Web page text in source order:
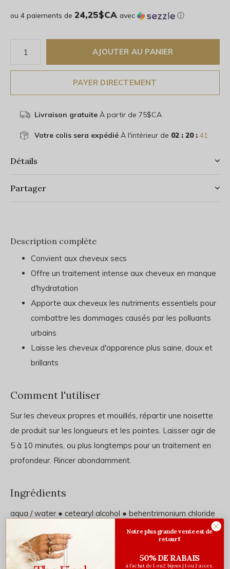
ou 4 paiements de 24,25$CA avec ⓘ
AJOUTER AU PANIER
PAYER DIRECTEMENT
Livraison gratuiteÀ partir de 75$CA
Votre colis sera expédiéÀ l'intérieur de 02 : 20 : 41
Détails
Partager
Description complète
Convient aux cheveux secs
Offre un traitement intense aux cheveux en manque
d'hydratation
Apporte aux cheveux les nutriments essentiels pour
combattre les dommages causés par les polluants
urbains
Laisse les cheveux d'apparence plus saine, doux et
brillants
Comment l'utiliser
Sur les cheveux propres et mouillés, répartir une noisette
de produit sur les longueurs et les pointes. Laisser agir de
5 à 10 minutes, ou plus longtemps pour un traitement en
profondeur. Rincer abondamment.
Ingrédients
aqua / water ● cetearyl alcohol ● behentrimonium chloride
● glycerin ● amodimethicone ● cetyl esters ● potato starch
modified ● isopropyl alcohol ● methylparaben ● trideceth-
6 ● tocopherol ● glycine soja oil / soybean oil ●
Notre plus grande vente est de
retour!!
50% DE RABAIS
à l'achat de 1 ou 2 bijoux | 1 ou 2 acces.